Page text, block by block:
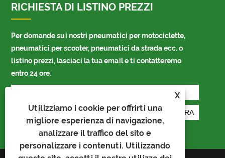
X
Utilizziamo i cookie per offrirti una
migliore esperienza di navigazione,
analizzare il traffico del sito e
personalizzare i contenuti. Utilizzando
RICHIESTA DI LISTINO PREZZI
Per domande sui nostri pneumatici per motociclette,
pneumatici per scooter, pneumatici da strada ecc. o
listino prezzi, lasciaci la tua email e ti contatteremo
entro 24 ore.